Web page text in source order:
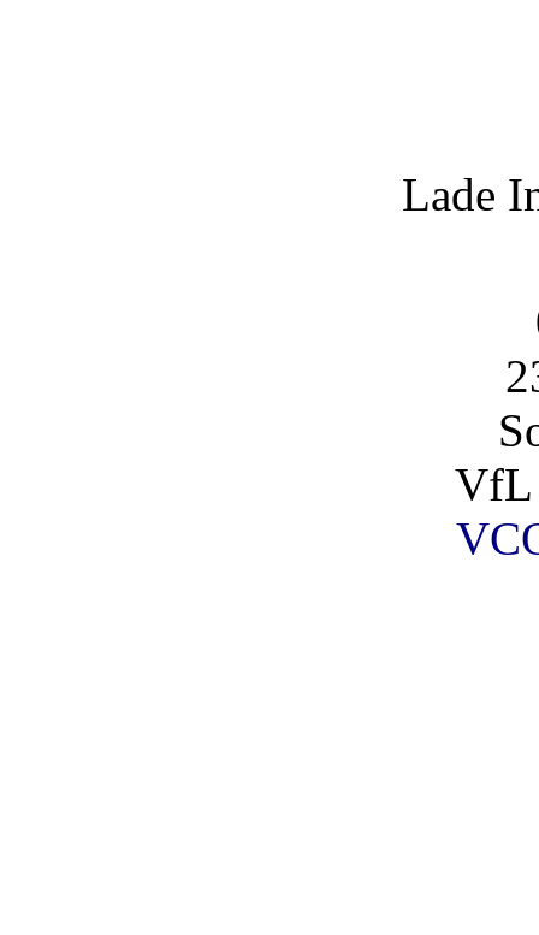
Lade
VfL